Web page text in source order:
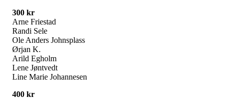
300 kr
Arne Friestad
Randi Sele
Ole Anders Johnsplass
Ørjan K.
Arild Egholm
Lene Jøntvedt
Line Marie Johannesen
400 kr